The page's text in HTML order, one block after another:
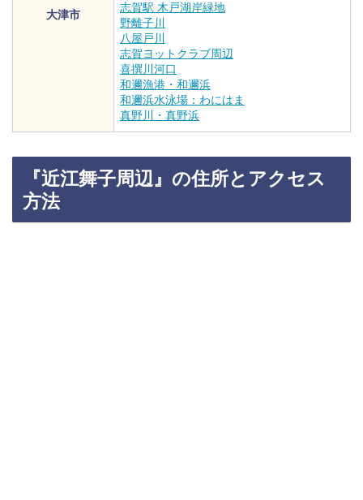
大津市
志賀駅 木戸湖岸緑地
野離子川
八屋戸川
志賀ヨットクラブ周辺
喜撰川河口
和邇漁港・和邇浜
和邇浜水泳場：わにはま
真野川・真野浜
『近江舞子周辺』の住所とアクセス
方法